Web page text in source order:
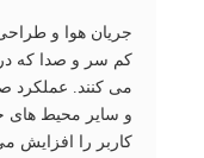
جریان هوا و
می کنند. عملکرد
و سایر محیط های
کاربر را افزایش